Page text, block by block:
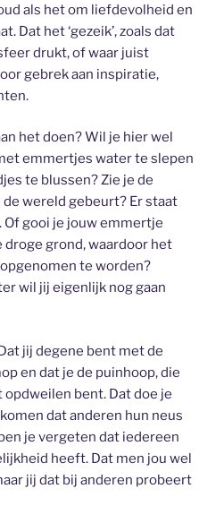
als het om liefdevolheid en
Dat het ‘gezeik’, zoals dat
drukt, of waar juist
gebrek aan inspiratie,
het doen? Wil je hier wel
emmertjes water te slepen
te blussen? Zie je de
wereld gebeurt? Er staat
gooi je jouw emmertje
grond, waardoor het
te worden?
wil jij eigenlijk nog gaan
jij degene bent met de
en dat je de puinhoop, die
bent. Dat doe je
dat anderen hun neus
je vergeten dat iedereen
heeft. Dat men jou wel
jij dat bij anderen probeert